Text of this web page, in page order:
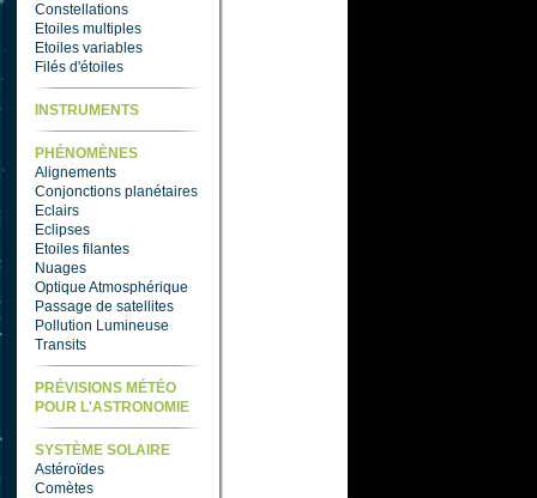
Constellations
Etoiles multiples
Etoiles variables
Filés d'étoiles
INSTRUMENTS
PHÉNOMÈNES
Alignements
Conjonctions planétaires
Eclairs
Eclipses
Etoiles filantes
Nuages
Optique Atmosphérique
Passage de satellites
Pollution Lumineuse
Transits
PRÉVISIONS MÉTÉO
POUR L'ASTRONOMIE
SYSTÈME SOLAIRE
Astéroïdes
Comètes